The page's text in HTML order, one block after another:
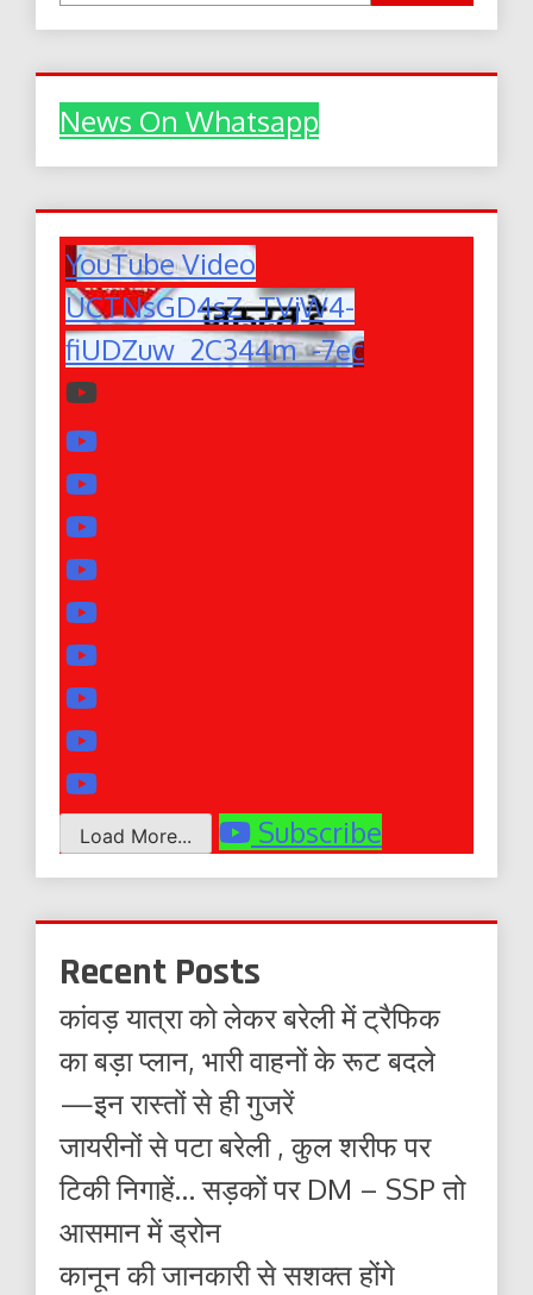
News On Whatsapp
YouTube Video
UCTNsGD4sZ_TVjW4-
fiUDZuw_2C344m_-7ec
Load More... Subscribe
Recent Posts
कांवड़ यात्रा को लेकर बरेली में ट्रैफिक
का बड़ा प्लान, भारी वाहनों के रूट बदले
—इन रास्तों से ही गुजरें
जायरीनों से पटा बरेली , कुल शरीफ पर
टिकी निगाहें… सड़कों पर DM – SSP तो
आसमान में ड्रोन
कानून की जानकारी से सशक्त होंगे